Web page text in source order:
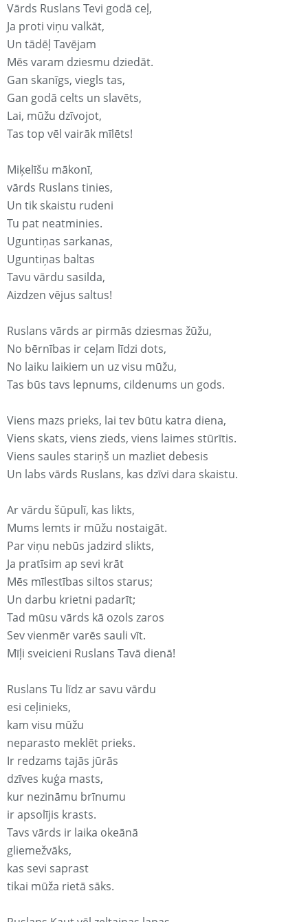
Vārds Ruslans Tevi godā ceļ,
Ja proti viņu valkāt,
Un tādēļ Tavējam
Mēs varam dziesmu dziedāt.
Gan skanīgs, viegls tas,
Gan godā celts un slavēts,
Lai, mūžu dzīvojot,
Tas top vēl vairāk mīlēts!
Miķelīšu mākonī,
vārds Ruslans tinies,
Un tik skaistu rudeni
Tu pat neatminies.
Uguntiņas sarkanas,
Uguntiņas baltas
Tavu vārdu sasilda,
Aizdzen vējus saltus!
Ruslans vārds ar pirmās dziesmas žūžu,
No bērnības ir ceļam līdzi dots,
No laiku laikiem un uz visu mūžu,
Tas būs tavs lepnums, cildenums un gods.
Viens mazs prieks, lai tev būtu katra diena,
Viens skats, viens zieds, viens laimes stūrītis.
Viens saules stariņš un mazliet debesis
Un labs vārds Ruslans, kas dzīvi dara skaistu.
Ar vārdu šūpulī, kas likts,
Mums lemts ir mūžu nostaigāt.
Par viņu nebūs jadzird slikts,
Ja pratīsim ap sevi krāt
Mēs mīlestības siltos starus;
Un darbu krietni padarīt;
Tad mūsu vārds kā ozols zaros
Sev vienmēr varēs sauli vīt.
Mīļi sveicieni Ruslans Tavā dienā!
Ruslans Tu līdz ar savu vārdu
esi ceļinieks,
kam visu mūžu
neparasto meklēt prieks.
Ir redzams tajās jūrās
dzīves kuģa masts,
kur nezināmu brīnumu
ir apsolījis krasts.
Tavs vārds ir laika okeānā
gliemežvāks,
kas sevi saprast
tikai mūža rietā sāks.